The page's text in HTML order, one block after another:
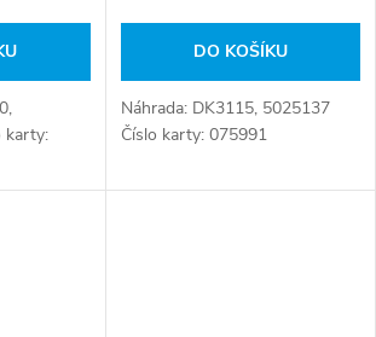
karty:
DO KOŠÍKU
Náhrada: DK3115, 5025137
Číslo karty: 075991